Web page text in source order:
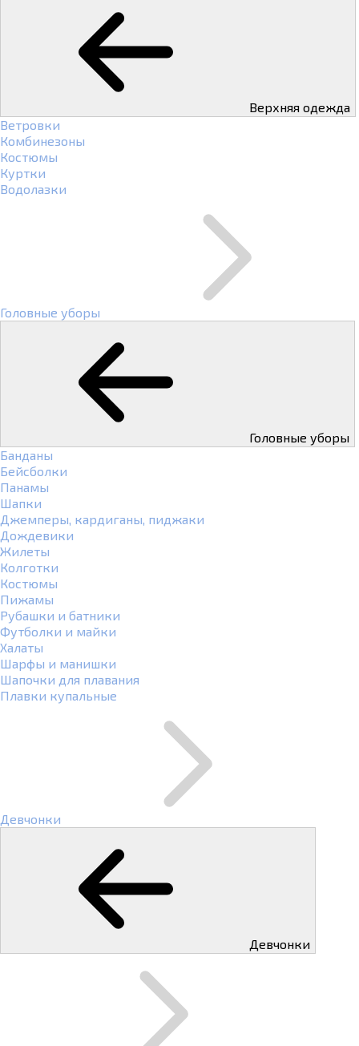
Верхняя одежда
Ветровки
Комбинезоны
Костюмы
Куртки
Водолазки
Головные уборы
Головные уборы
Банданы
Бейсболки
Панамы
Шапки
Джемперы, кардиганы, пиджаки
Дождевики
Жилеты
Колготки
Костюмы
Пижамы
Рубашки и батники
Футболки и майки
Халаты
Шарфы и манишки
Шапочки для плавания
Плавки купальные
Девчонки
Девчонки